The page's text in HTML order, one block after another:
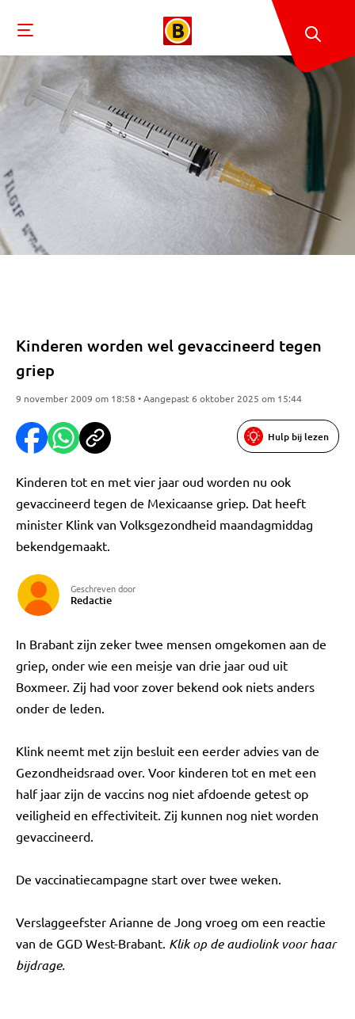
Kinderen worden wel gevaccineerd tegen
griep
9 november 2009 om 18:58 • Aangepast 6 oktober 2025 om 15:44
Hulp bij lezen
Kinderen tot en met vier jaar oud worden nu ook
gevaccineerd tegen de Mexicaanse griep. Dat heeft
minister Klink van Volksgezondheid maandagmiddag
bekendgemaakt.
Geschreven door
Redactie
In Brabant zijn zeker twee mensen omgekomen aan de
griep, onder wie een meisje van drie jaar oud uit
Boxmeer. Zij had voor zover bekend ook niets anders
onder de leden.
Klink neemt met zijn besluit een eerder advies van de
Gezondheidsraad over. Voor kinderen tot en met een
half jaar zijn de vaccins nog niet afdoende getest op
veiligheid en effectiviteit. Zij kunnen nog niet worden
gevaccineerd.
De vaccinatiecampagne start over twee weken.
Verslaggeefster Arianne de Jong vroeg om een reactie
van de GGD West-Brabant. Klik op de audiolink voor haar
bijdrage.